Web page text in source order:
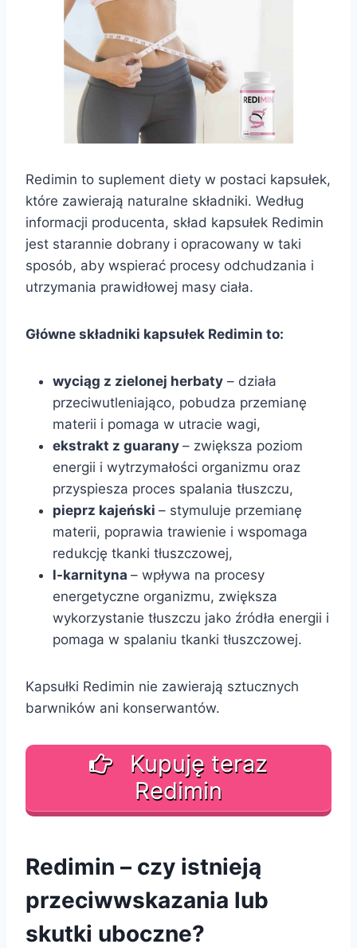
Redimin to suplement diety w postaci kapsułek,
które zawierają naturalne składniki. Według
informacji producenta, skład kapsułek Redimin
jest starannie dobrany i opracowany w taki
sposób, aby wspierać procesy odchudzania i
utrzymania prawidłowej masy ciała.
Główne składniki kapsułek Redimin to:
wyciąg z zielonej herbaty – działa
przeciwutleniająco, pobudza przemianę
materii i pomaga w utracie wagi,
ekstrakt z guarany – zwiększa poziom
energii i wytrzymałości organizmu oraz
przyspiesza proces spalania tłuszczu,
pieprz kajeński – stymuluje przemianę
materii, poprawia trawienie i wspomaga
redukcję tkanki tłuszczowej,
l-karnityna – wpływa na procesy
energetyczne organizmu, zwiększa
wykorzystanie tłuszczu jako źródła energii i
pomaga w spalaniu tkanki tłuszczowej.
Kapsułki Redimin nie zawierają sztucznych
barwników ani konserwantów.
Kupuję teraz
Redimin
Redimin – czy istnieją
przeciwwskazania lub
skutki uboczne?